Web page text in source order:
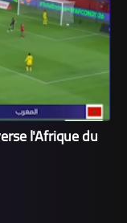
l'Afrique du